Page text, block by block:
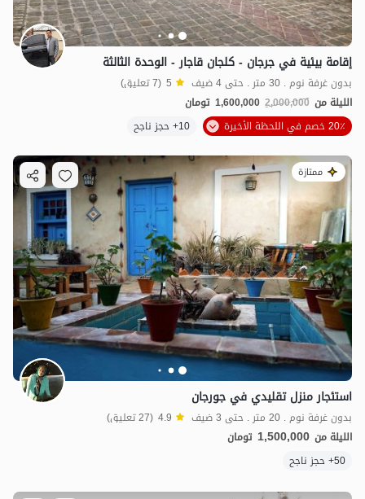
4مليون ت 4.8
إقامة بيئية في جرجان - كلجان قاجار - الوحدة الثالثة
بدون غرفة نوم . 30 متر . حتى 4 ضيف 5 (7 تعليق)
الليلة من 2,000,000
1,600,000 تومان
20٪ خصم في اللحظة الأخيرة
10+ حجز ناجح
ممتازة
استئجار منزل تقليدي في جورجان
بدون غرفة نوم . 20 متر . حتى 3 ضيف 4.9 (27 تعليق)
الليلة من 1,500,000 تومان
50+ حجز ناجح